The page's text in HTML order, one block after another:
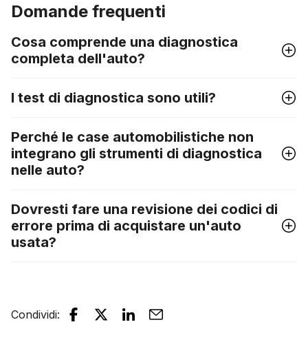
Domande frequenti
Cosa comprende una diagnostica
completa dell'auto?
I test di diagnostica sono utili?
Perché le case automobilistiche non
integrano gli strumenti di diagnostica
nelle auto?
Dovresti fare una revisione dei codici di
errore prima di acquistare un'auto
usata?
Condividi: